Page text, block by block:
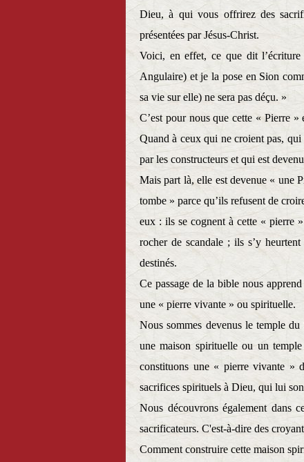
Dieu, à qui vous offrirez des
présentées par Jésus-Christ.
Voici, en effet, ce que dit
Angulaire) et je la pose en Sion
sa vie sur elle) ne sera pas déçu. »
C’est pour nous que cette « Pierre
Quand à ceux qui ne croient pas,
par les constructeurs et qui est
Mais part là, elle est devenue « une
tombe » parce qu’ils refusent de
eux : ils se cognent à cette « pierre
rocher de scandale ; ils s’y
destinés.
Ce passage de la bible nous
une « pierre vivante » ou spirituelle.
Nous sommes devenus le temple
une maison spirituelle ou un
constituons une « pierre vivante »
sacrifices spirituels à Dieu, qui lui
Nous découvrons également dans
sacrificateurs. C'est-à-dire des
Comment construire cette maison